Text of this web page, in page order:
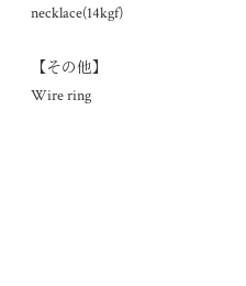
necklace(14kgf)
【その他】
Wire ring